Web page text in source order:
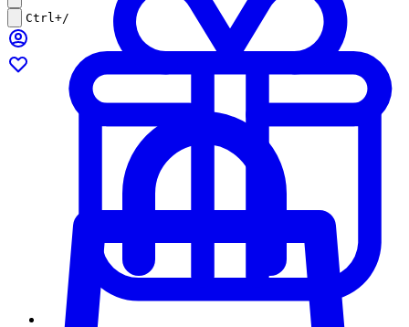
Ctrl+/